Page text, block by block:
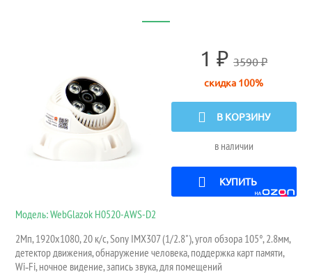
1 ₽ 3590 ₽
скидка 100%
В КОРЗИНУ
в наличии
КУПИТЬ
Модель: WebGlazok H0520-AWS-D2
2Мп, 1920x1080, 20 к/с, Sony IMX307 (1/2.8"), угол обзора 105°, 2.8мм,
детектор движения, обнаружение человека, поддержка карт памяти,
Wi‑Fi, ночное видение, запись звука, для помещений